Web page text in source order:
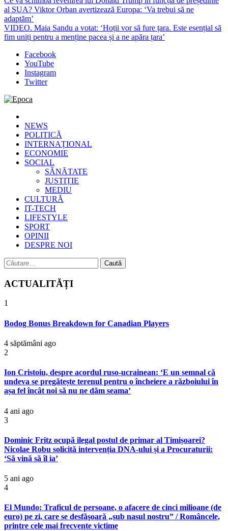
al SUA? Viktor Orban avertizează Europa: ‘Va trebui să ne
adaptăm’
VIDEO. Maia Sandu a votat: ‘Hoții vor să fure țara. Este esențial să
fim uniți pentru a menține pacea și a ne apăra țara’
Facebook
YouTube
Instagram
Twitter
Epoca
Cele mai noi știri online din România
NEWS
POLITICĂ
INTERNAȚIONAL
ECONOMIE
SOCIAL
SĂNĂTATE
JUSTIȚIE
MEDIU
CULTURĂ
IT-TECH
LIFESTYLE
SPORT
OPINII
DESPRE NOI
Caută
după:
ACTUALITĂȚI
1
Bodog Bonus Breakdown for Canadian Players
4 săptămâni ago
2
Ion Cristoiu, despre acordul ruso-ucrainean: ‘E un semnal că
undeva se pregătește terenul pentru o încheiere a războiului în
așa fel încât noi să nu ne dăm seama’
4 ani ago
3
Dominic Fritz ocupă ilegal postul de primar al Timișoarei?
Nicolae Robu solicită intervenția DNA-ului și a Procuraturii:
‘Să vină să îl ia’
5 ani ago
4
El Mundo: Traficul de persoane, o afacere de cinci milioane (de
euro) pe zi, care se desfăşoară „sub nasul nostru” / Româncele,
printre cele mai frecvente victime